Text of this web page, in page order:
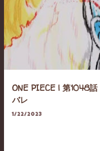
ONE PIECE | 第1048話
バレ
1/22/2023